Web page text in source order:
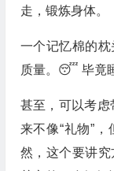
走，锻炼身体。
一个记忆棉的
质量。😴 毕竟
甚至，可以考
来不像“礼物”
然，这个要讲